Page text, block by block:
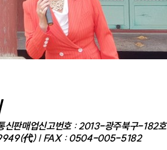
판매업신고번호 : 2013-광주북구-182호
代) | FAX : 0504-005-5182